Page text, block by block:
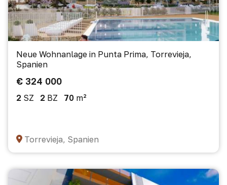
Neue Wohnanlage in Punta Prima, Torrevieja,
Spanien
€ 324 000
2 SZ 2 BZ 70 m²
Torrevieja, Spanien